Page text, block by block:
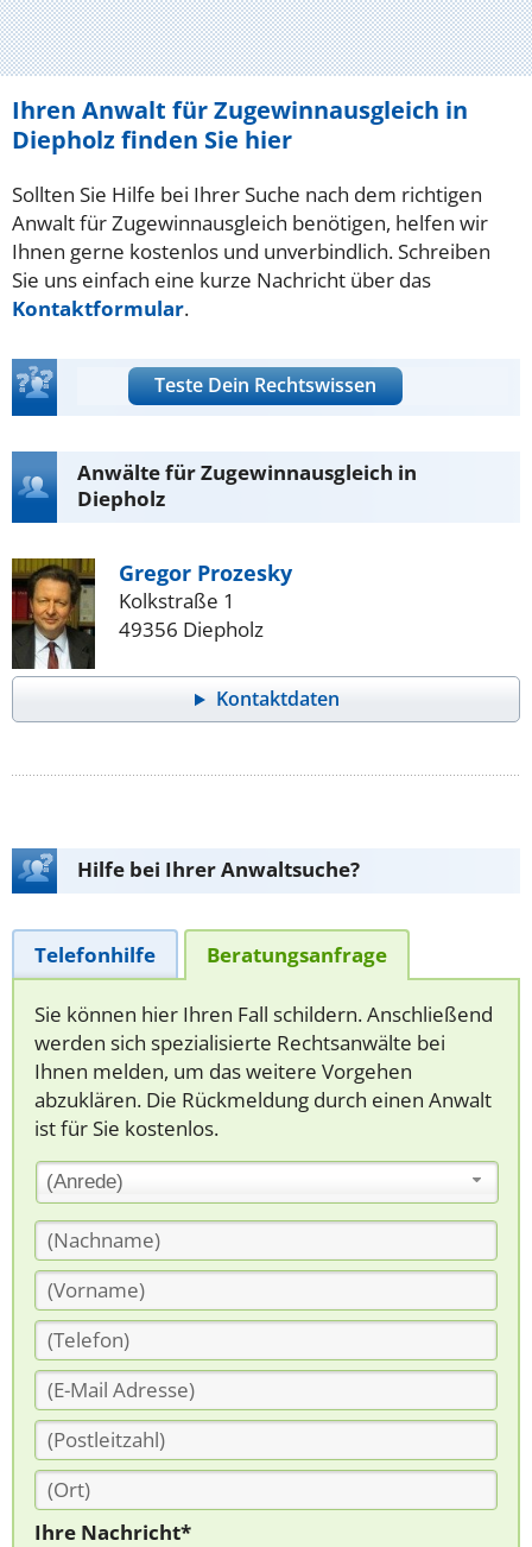
Ihren Anwalt für Zugewinnausgleich in
Diepholz finden Sie hier
Sollten Sie Hilfe bei Ihrer Suche nach dem richtigen
Anwalt für Zugewinnausgleich benötigen, helfen wir
Ihnen gerne kostenlos und unverbindlich. Schreiben
Sie uns einfach eine kurze Nachricht über das
Kontaktformular.
Teste Dein Rechtswissen
Anwälte für Zugewinnausgleich in
Diepholz
Gregor Prozesky
Kolkstraße 1
49356 Diepholz
Kontaktdaten
Hilfe bei Ihrer Anwaltsuche?
Telefonhilfe Beratungsanfrage
Sie können hier Ihren Fall schildern. Anschließend
werden sich spezialisierte Rechtsanwälte bei
Ihnen melden, um das weitere Vorgehen
abzuklären. Die Rückmeldung durch einen Anwalt
ist für Sie kostenlos.
(Anrede)
Ihre Nachricht*